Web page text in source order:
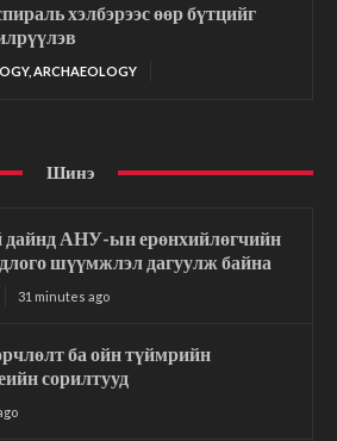
хэлбэрээс өөр бүтцийг
ARCHAEOLOGY
Шинэ
дайнд АНУ-ын ерөнхийлөгчийн
шүүмжлэл дагуулж байна
31 minutes ago
ба ойн түймрийн
сорилтууд